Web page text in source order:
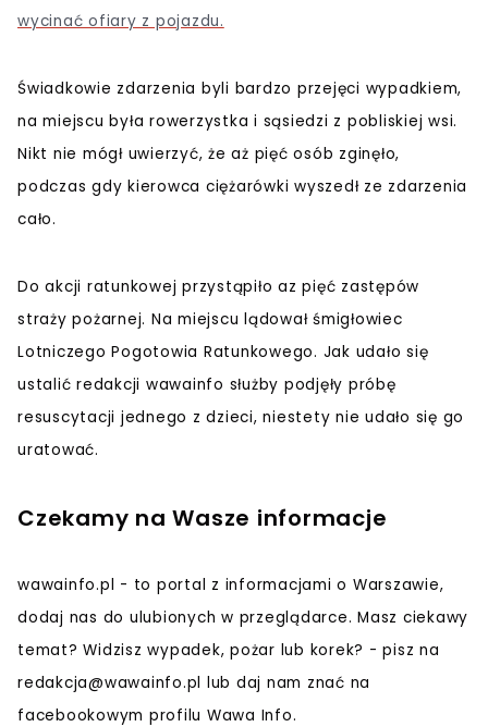
wycinać ofiary z pojazdu.
Świadkowie zdarzenia byli bardzo przejęci wypadkiem,
na miejscu była rowerzystka i sąsiedzi z pobliskiej wsi.
Nikt nie mógł uwierzyć, że aż pięć osób zginęło,
podczas gdy kierowca ciężarówki wyszedł ze zdarzenia
cało.
Do akcji ratunkowej przystąpiło az pięć zastępów
straży pożarnej. Na miejscu lądował śmigłowiec
Lotniczego Pogotowia Ratunkowego. Jak udało się
ustalić redakcji wawainfo służby podjęły próbę
resuscytacji jednego z dzieci, niestety nie udało się go
uratować.
Czekamy na Wasze informacje
wawainfo.pl - to portal z informacjami o Warszawie,
dodaj nas do ulubionych w przeglądarce. Masz ciekawy
temat? Widzisz wypadek, pożar lub korek? - pisz na
redakcja@wawainfo.pl lub daj nam znać na
facebookowym profilu Wawa Info.